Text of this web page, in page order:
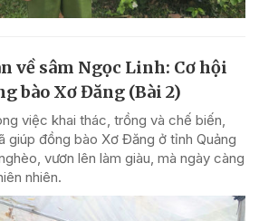
về sâm Ngọc Linh: Cơ hội
bào Xơ Đăng (Bài 2)
việc khai thác, trồng và chế biến,
giúp đồng bào Xơ Đăng ở tỉnh Quảng
vươn lên làm giàu, mà ngày càng
nhiên.